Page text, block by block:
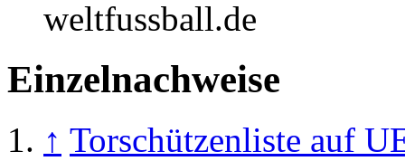
weltfussball.de
Einzelnachweise
↑ Torschützenliste auf